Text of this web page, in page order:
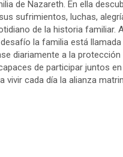
de Nazareth. En ella
sufrimientos, luchas,
de la historia familiar.
la familia está
diariamente a la
de participar juntos
vivir cada día la alianza